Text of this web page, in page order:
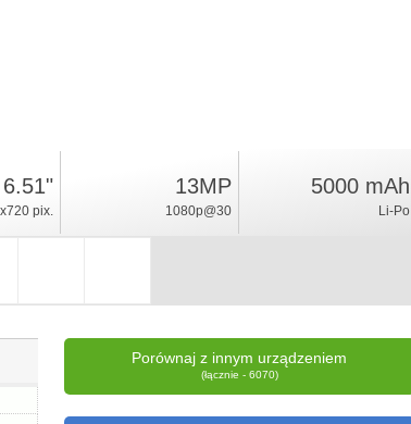
6.51"
pix.
13MP
1080p@30
5000 mAh
Li-Po
Porównaj z innym urządzeniem
(łącznie - 6070)